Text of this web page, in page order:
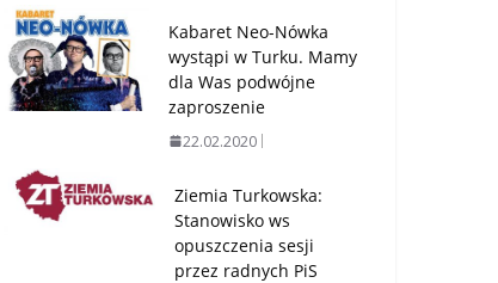
Kabaret Neo-Nówka
wystąpi w Turku. Mamy
dla Was podwójne
zaproszenie
22.02.2020
Ziemia Turkowska:
Stanowisko ws
opuszczenia sesji
przez radnych PiS